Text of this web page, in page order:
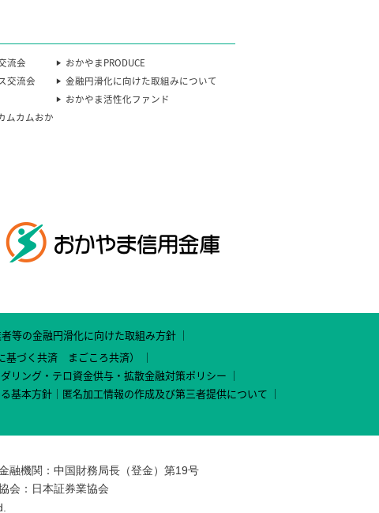
流会
おかやまPRODUCE
交流会
金融円滑化に向けた取組みについて
おかやま活性化ファンド
ムカムおか
等の金融円滑化に向けた取組み方針
基づく共済 まごころ共済）
リング・テロ資金供与・拡散金融対策ポリシー
基本方針
匿名加工情報の作成及び第三者提供について
融機関：中国財務局長（登金）第19号
会：日本証券業協会